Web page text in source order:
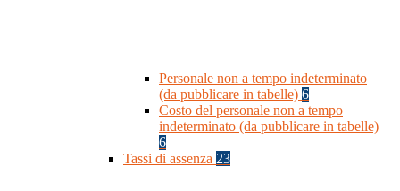
Personale non a tempo indeterminato
(da pubblicare in tabelle) 6
Costo del personale non a tempo
indeterminato (da pubblicare in tabelle)
6
Tassi di assenza 23